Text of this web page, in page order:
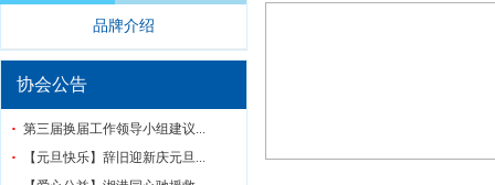
品牌介绍
协会公告
第三届换届工作领导小组建议...
【元旦快乐】辞旧迎新庆元旦...